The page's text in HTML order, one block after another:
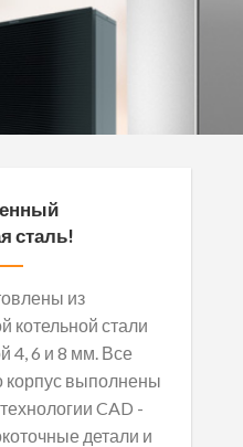
сталь!
из
котельной стали
4, 6 и 8 мм. Все
корпус выполнены
CAD -
детали и